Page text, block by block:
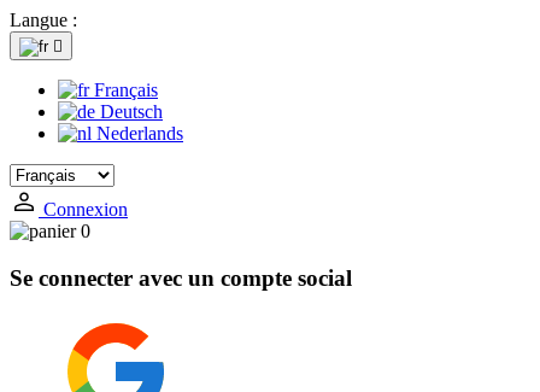
Langue :

Français
Deutsch
Nederlands
Connexion
0
Se connecter avec un compte social